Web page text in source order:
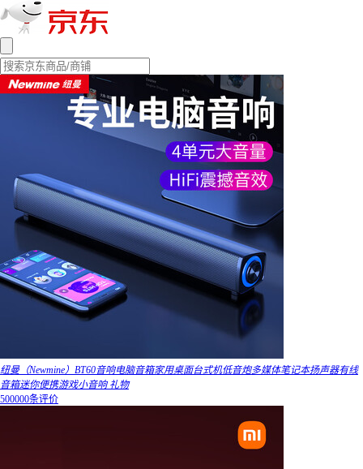
纽曼（Newmine）BT60音响电脑音箱家用桌面台式机低音炮多媒体笔记本扬声器有线
音箱迷你便携游戏小音响 礼物
500000条评价